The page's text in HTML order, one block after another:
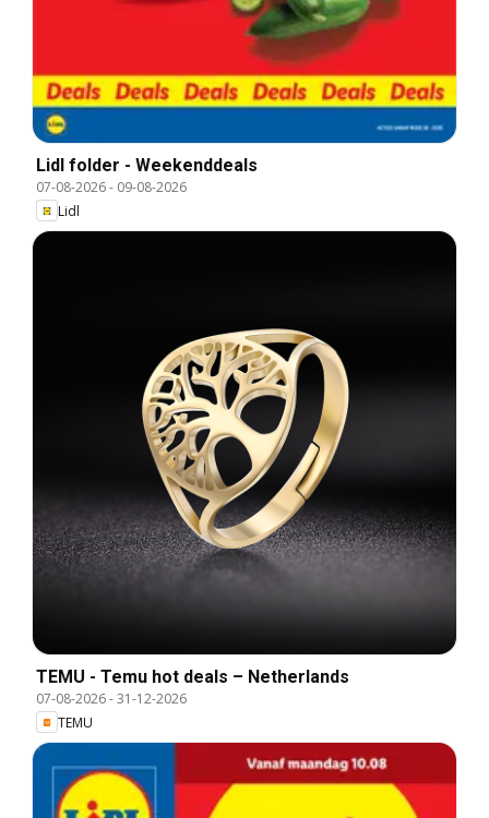
Lidl folder - Weekenddeals
07-08-2026- 09-08-2026
Lidl
TEMU - Temu hot deals – Netherlands
07-08-2026-31-12-2026
TEMU